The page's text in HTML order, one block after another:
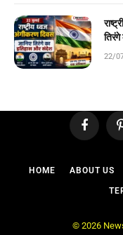
22/
Facebook
HOME ABOUT US
© 2026